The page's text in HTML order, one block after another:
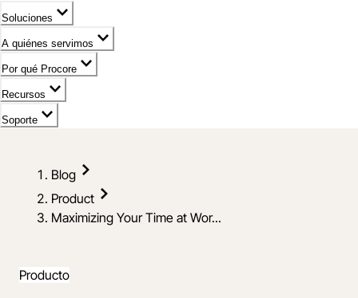
Soluciones
A quiénes servimos
Por qué Procore
Recursos
Soporte
Blog
Product
Maximizing Your Time at Wor...
Producto